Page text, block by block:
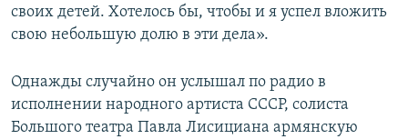
своих детей. Хотелось бы, чтобы и я успел вложить
свою небольшую долю в эти дела».
Однажды случайно он услышал по радио в
исполнении народного артиста СССР, солиста
Большого театра Павла Лисициана армянскую